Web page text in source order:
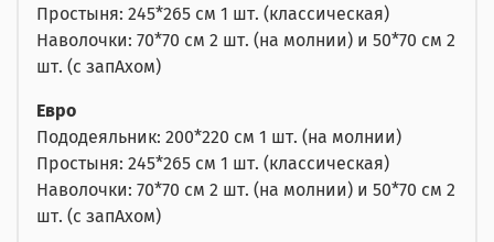
Простыня: 245*265 см 1 шт. (классическая)
Наволочки: 70*70 см 2 шт. (на молнии) и 50*70 см 2
шт. (с запАхом)
Евро
Пододеяльник: 200*220 см 1 шт. (на молнии)
Простыня: 245*265 см 1 шт. (классическая)
Наволочки: 70*70 см 2 шт. (на молнии) и 50*70 см 2
шт. (с запАхом)